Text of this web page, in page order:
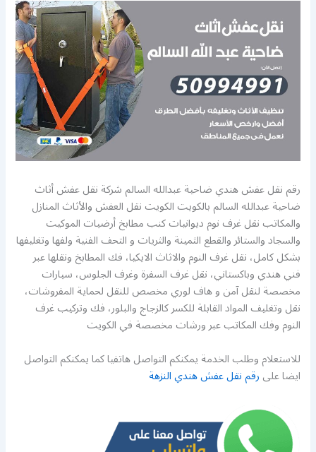
رقم نقل عفش هندي ضاحية عبدالله السالم شركة نقل عفش أثاث
ضاحية عبدالله السالم بالكويت الكويت نقل العفش والأثاث المنازل
والمكاتب نقل غرف نوم ديوانيات كنب مطابخ أرضيات الموكيت
والسجاد والستائر والقطع الثمينة والثريات و التحف الفنية ولفها وتغليفها
بشكل كامل، نقل غرف النوم والاثاث الايكيا، فك المطابخ ونقلها عبر
فني هندي وباكستاني، نقل غرف السفرة وغرف الجلوس، سيارات
مخصصة لنقل آمن و هاف لوري مخصص للنقل لحماية المفروشات،
نقل وتغليف المواد القابلة للكسر كالزجاج والبلور، فك وتركيب غرف
النوم وفك المكاتب عبر ورشات مخصصة في الكويت
للاستعلام وطلب الخدمة يمكنكم التواصل هاتفيا كما يمكنكم التواصل
ايضا علىرقم نقل عفش هندي النزهة